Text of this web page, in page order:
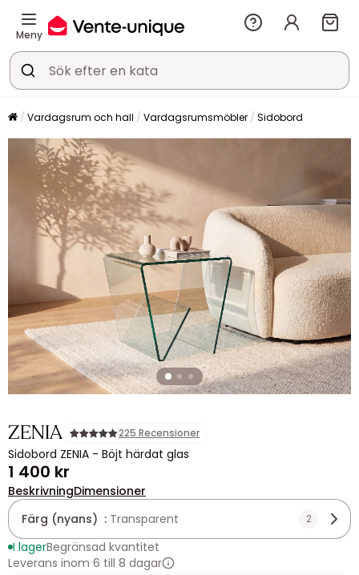
Meny
Vardagsrum och hall Vardagsrumsmöbler Sidobord
ZENIA 225 Recensioner
Sidobord ZENIA - Böjt härdat glas
1 400 kr
BeskrivningDimensioner
Färg (nyans) : Transparent 2
I lagerBegränsad kvantitet
Leverans inom 6 till 8 dagar